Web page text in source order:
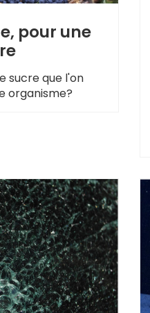
pour une
sucre que l'on
organisme?